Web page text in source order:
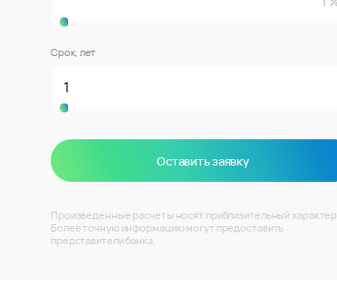
Срок, лет
Оставить заявку
Произведенные расчеты носят приблизительный характер.
Более точную информацию могут предоставить
представители банка.